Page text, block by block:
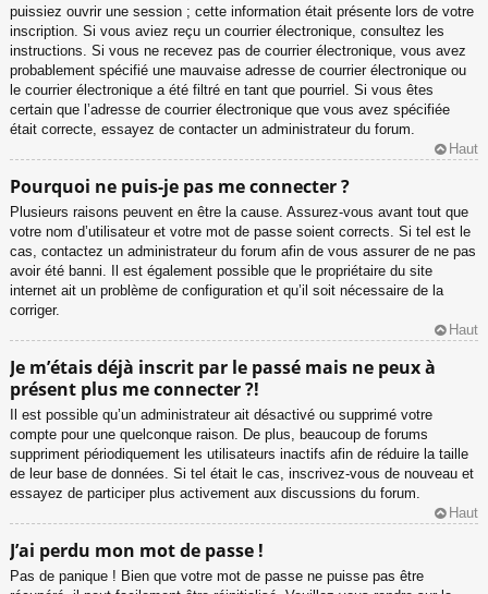
puissiez ouvrir une session ; cette information était présente lors de votre
inscription. Si vous aviez reçu un courrier électronique, consultez les
instructions. Si vous ne recevez pas de courrier électronique, vous avez
probablement spécifié une mauvaise adresse de courrier électronique ou
le courrier électronique a été filtré en tant que pourriel. Si vous êtes
certain que l’adresse de courrier électronique que vous avez spécifiée
était correcte, essayez de contacter un administrateur du forum.
Haut
Pourquoi ne puis-je pas me connecter ?
Plusieurs raisons peuvent en être la cause. Assurez-vous avant tout que
votre nom d’utilisateur et votre mot de passe soient corrects. Si tel est le
cas, contactez un administrateur du forum afin de vous assurer de ne pas
avoir été banni. Il est également possible que le propriétaire du site
internet ait un problème de configuration et qu’il soit nécessaire de la
corriger.
Haut
Je m’étais déjà inscrit par le passé mais ne peux à
présent plus me connecter ?!
Il est possible qu’un administrateur ait désactivé ou supprimé votre
compte pour une quelconque raison. De plus, beaucoup de forums
suppriment périodiquement les utilisateurs inactifs afin de réduire la taille
de leur base de données. Si tel était le cas, inscrivez-vous de nouveau et
essayez de participer plus activement aux discussions du forum.
Haut
J’ai perdu mon mot de passe !
Pas de panique ! Bien que votre mot de passe ne puisse pas être